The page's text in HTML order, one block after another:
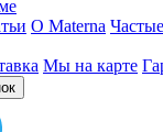
O Materna
Мы на карте